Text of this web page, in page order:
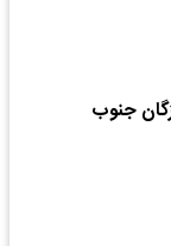
جنوب